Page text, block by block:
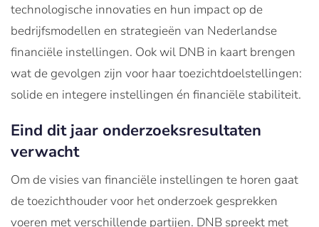
technologische innovaties en hun impact op de
bedrijfsmodellen en strategieën van Nederlandse
financiële instellingen. Ook wil DNB in kaart brengen
wat de gevolgen zijn voor haar toezichtdoelstellingen:
solide en integere instellingen én financiële stabiliteit.
Eind dit jaar onderzoeksresultaten
verwacht
Om de visies van financiële instellingen te horen gaat
de toezichthouder voor het onderzoek gesprekken
voeren met verschillende partijen. DNB spreekt met